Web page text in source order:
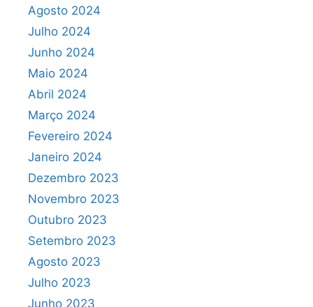
Agosto 2024
Julho 2024
Junho 2024
Maio 2024
Abril 2024
Março 2024
Fevereiro 2024
Janeiro 2024
Dezembro 2023
Novembro 2023
Outubro 2023
Setembro 2023
Agosto 2023
Julho 2023
Junho 2023